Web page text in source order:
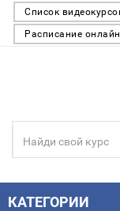
Список
Расписание
КАТЕГОРИИ